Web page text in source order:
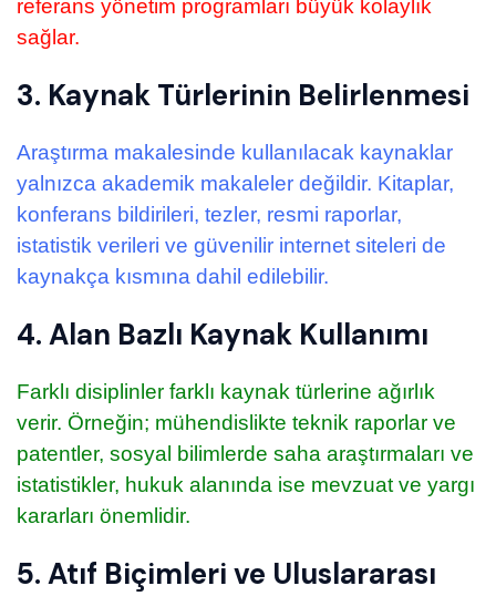
referans yönetim programları büyük kolaylık
sağlar.
3. Kaynak Türlerinin Belirlenmesi
Araştırma makalesinde kullanılacak kaynaklar
yalnızca akademik makaleler değildir. Kitaplar,
konferans bildirileri, tezler, resmi raporlar,
istatistik verileri ve güvenilir internet siteleri de
kaynakça kısmına dahil edilebilir.
4. Alan Bazlı Kaynak Kullanımı
Farklı disiplinler farklı kaynak türlerine ağırlık
verir. Örneğin; mühendislikte teknik raporlar ve
patentler, sosyal bilimlerde saha araştırmaları ve
istatistikler, hukuk alanında ise mevzuat ve yargı
kararları önemlidir.
5. Atıf Biçimleri ve Uluslararası